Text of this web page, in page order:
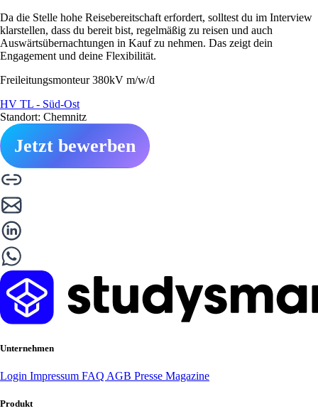
Da die Stelle hohe Reisebereitschaft erfordert, solltest du im Interview
klarstellen, dass du bereit bist, regelmäßig zu reisen und auch
Auswärtsübernachtungen in Kauf zu nehmen. Das zeigt dein
Engagement und deine Flexibilität.
Freileitungsmonteur 380kV m/w/d
HV TL - Süd-Ost
Standort: Chemnitz
Jetzt bewerben
Unternehmen
Login Impressum FAQ AGB Presse Magazine
Produkt